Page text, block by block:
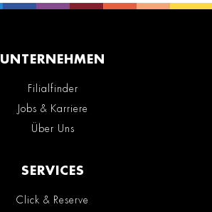
UNTERNEHMEN
Filialfinder
Jobs & Karriere
Über Uns
SERVICES
Click & Reserve